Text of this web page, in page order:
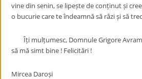
vine din senin, se lipește de conținut și
o bucurie care te îndeamnă să râzi și să
Îți mulțumesc, Domnule Grigore
să mă simt bine ! Felicitări !
Mircea Daroși